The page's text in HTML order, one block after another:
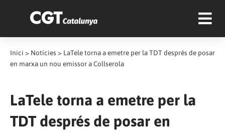
Inici > Notícies > LaTele torna a emetre per la TDT després de posar
en marxa un nou emissor a Collserola
LaTele torna a emetre per la
TDT després de posar en